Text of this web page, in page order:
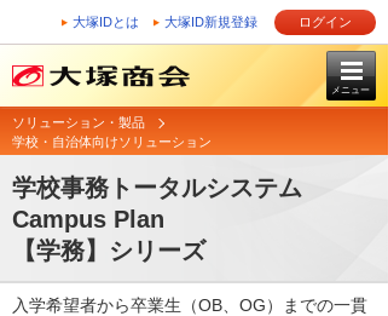
大塚IDとは 大塚ID新規登録 ログイン
メニュー
ソリューション・製品
学校・自治体向けソリューション
学校事務トータルシステム
Campus Plan
【学務】シリーズ
入学希望者から卒業生（OB、OG）までの一貫